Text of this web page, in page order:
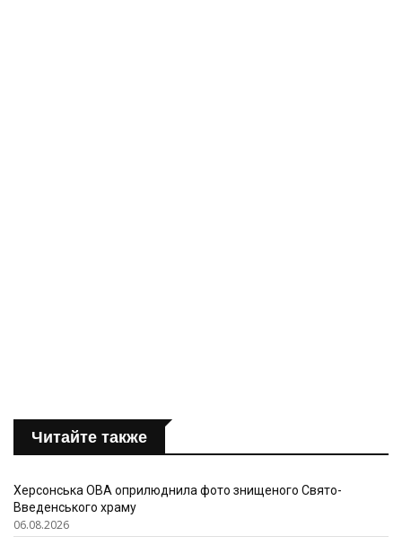
Читайте также
Херсонська ОВА оприлюднила фото знищеного Свято-
Введенського храму
06.08.2026